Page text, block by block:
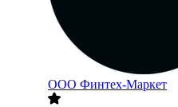
ООО Финтех-Маркет